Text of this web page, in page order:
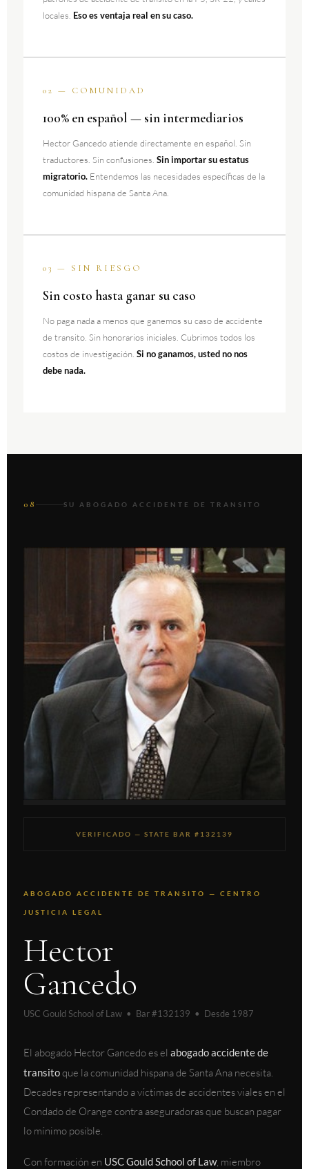
locales. Eso es ventaja real en su caso.
02 — COMUNIDAD
100% en español — sin intermediarios
Hector Gancedo atiende directamente en español. Sin
traductores. Sin confusiones. Sin importar su estatus
migratorio. Entendemos las necesidades específicas de la
comunidad hispana de Santa Ana.
03 — SIN RIESGO
Sin costo hasta ganar su caso
No paga nada a menos que ganemos su caso de accidente
de transito. Sin honorarios iniciales. Cubrimos todos los
costos de investigación. Si no ganamos, usted no nos
debe nada.
08 SU ABOGADO ACCIDENTE DE TRANSITO
VERIFICADO — STATE BAR #132139
ABOGADO ACCIDENTE DE TRANSITO — CENTRO
JUSTICIA LEGAL
Hector
Gancedo
USC Gould School of Law • Bar #132139 • Desde 1987
El abogado Hector Gancedo es el abogado accidente de
transitoque la comunidad hispana de Santa Ana necesita.
Decades representando a víctimas de accidentes viales en el
Condado de Orange contra aseguradoras que buscan pagar
lo mínimo posible.
Con formación en USC Gould School of Law, miembro